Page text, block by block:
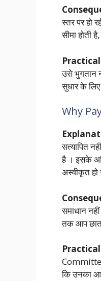
स्तर पर हो
सीमा होती
उसे भुगतान
सुधार के
Why
सत्यापित
है । इसके
अस्वीकृत
समाधान
तक आप
कि उनका